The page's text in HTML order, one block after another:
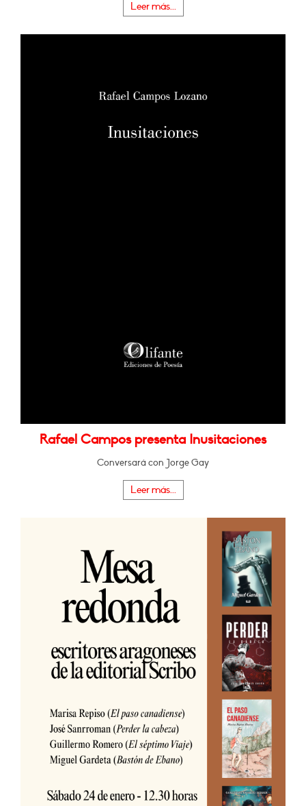
Leer más...
Rafael Campos presenta Inusitaciones
Conversará con Jorge Gay
Leer más...